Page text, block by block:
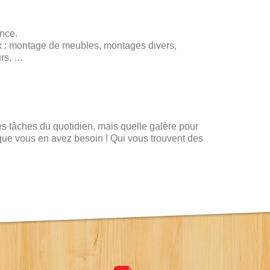
montage de meubles, montages divers,
…
tâches du quotidien, mais quelle galère pour
vous en avez besoin ! Qui vous trouvent des